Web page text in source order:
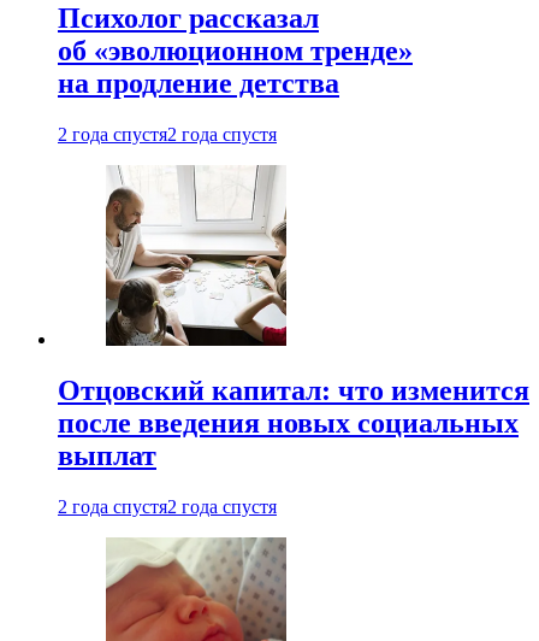
Психолог рассказал
об «эволюционном тренде»
на продление детства
2 года спустя2 года спустя
Отцовский капитал: что изменится
после введения новых социальных
выплат
2 года спустя2 года спустя